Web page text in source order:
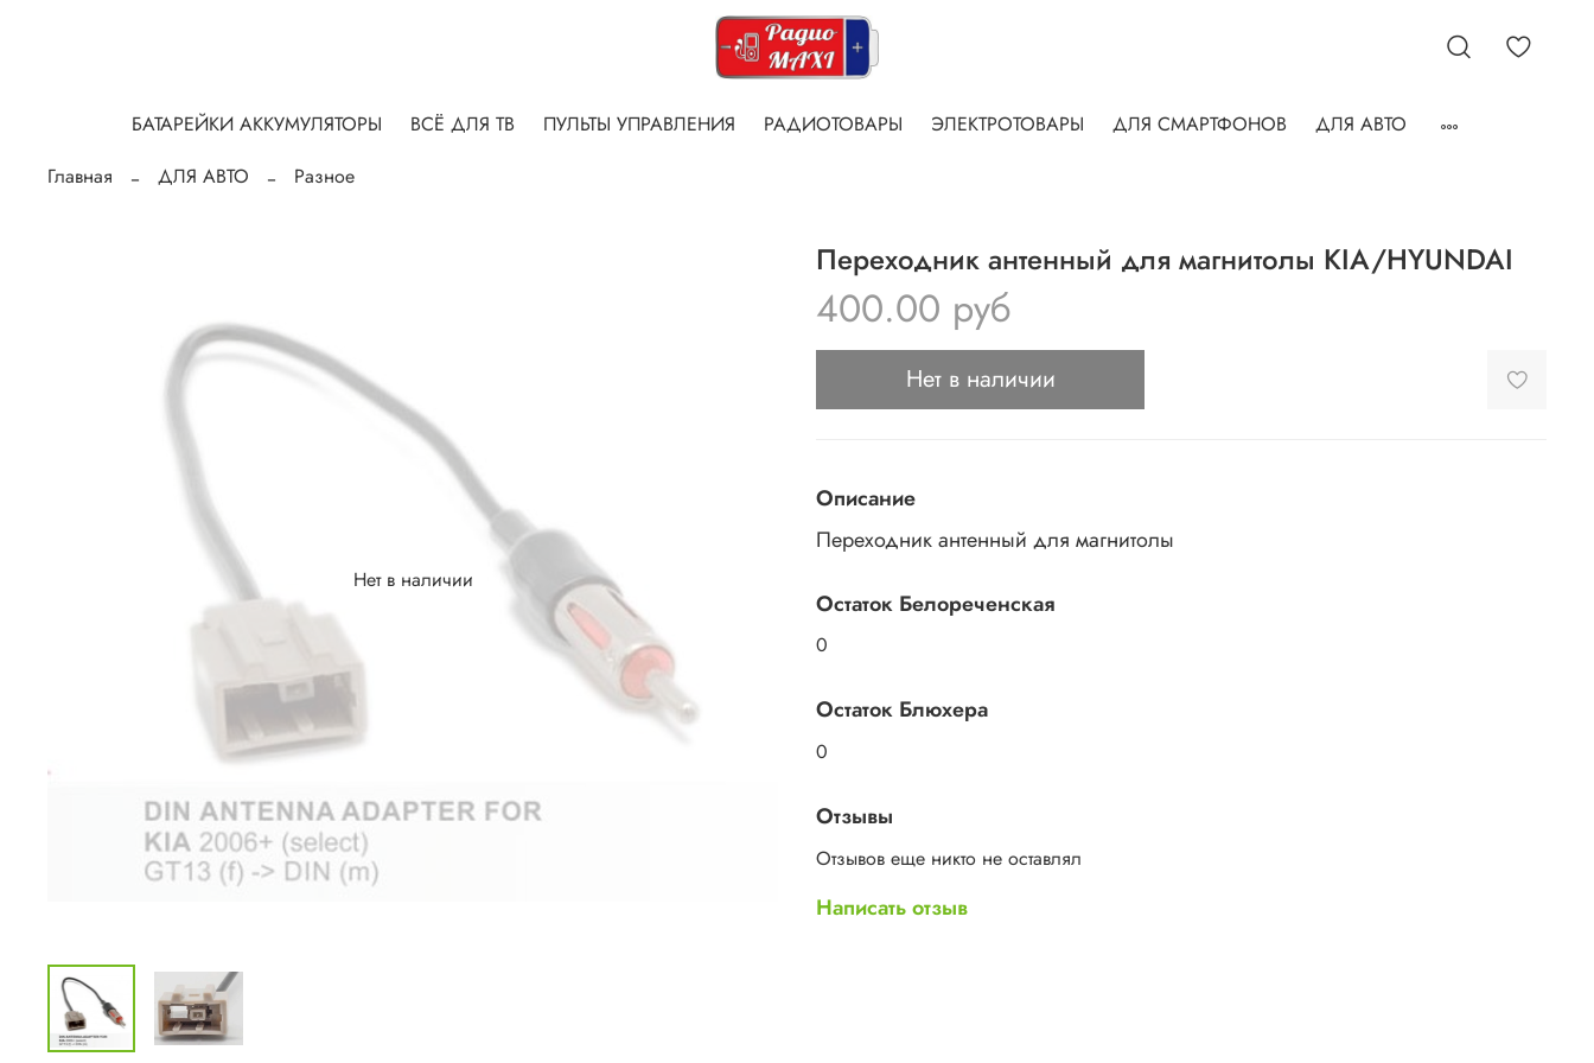
БАТАРЕЙКИ АККУМУЛЯТОРЫ ВСЁ ДЛЯ ТВ ПУЛЬТЫ УПРАВЛЕНИЯ РАДИОТОВАРЫ ЭЛЕКТРОТОВАРЫ ДЛЯ СМАРТФОНОВ
ДЛЯ АВТО
Главная
ДЛЯ АВТО Разное
Нет в наличии
Переходник антенный для магнитолы KIA/HYUNDAI
400.00 руб
Нет в наличии
Описание
Переходник антенный для магнитолы
Остаток Белореченская
0
Остаток Блюхера
0
Отзывы
Отзывов еще никто не оставлял
Написать отзыв